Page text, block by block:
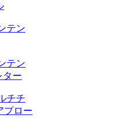
テン
テン
ター
チチ
プロー